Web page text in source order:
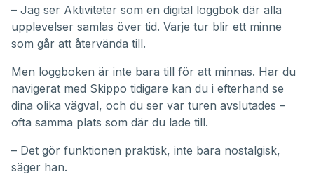
– Jag ser Aktiviteter som en digital loggbok där alla
upplevelser samlas över tid. Varje tur blir ett minne
som går att återvända till.
Men loggboken är inte bara till för att minnas. Har du
navigerat med Skippo tidigare kan du i efterhand se
dina olika vägval, och du ser var turen avslutades –
ofta samma plats som där du lade till.
– Det gör funktionen praktisk, inte bara nostalgisk,
säger han.